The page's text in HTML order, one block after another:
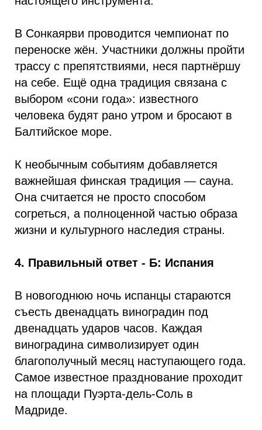
В Сонкаярви проводится чемпионат по
переноске жён. Участники должны пройти
трассу с препятствиями, неся партнёршу
на себе. Ещё одна традиция связана с
выбором «сони года»: известного
человека будят рано утром и бросают в
Балтийское море.
К необычным событиям добавляется
важнейшая финская традиция — сауна.
Она считается не просто способом
согреться, а полноценной частью образа
жизни и культурного наследия страны.
4. Правильный ответ - Б: Испания
В новогоднюю ночь испанцы стараются
съесть двенадцать виноградин под
двенадцать ударов часов. Каждая
виноградина символизирует один
благополучный месяц наступающего года.
Самое известное празднование проходит
на площади Пуэрта-дель-Соль в
Мадриде.